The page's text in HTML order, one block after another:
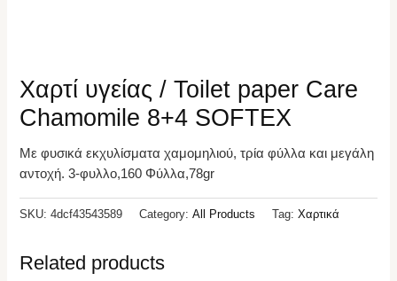
Χαρτί υγείας / Toilet paper Care
Chamomile 8+4 SOFTEX
Με φυσικά εκχυλίσματα χαμομηλιού, τρία φύλλα και μεγάλη
αντοχή. 3-φυλλο,160 Φύλλα,78gr
SKU:4dcf43543589 Category:All Products Tag:Χαρτικά
Related products